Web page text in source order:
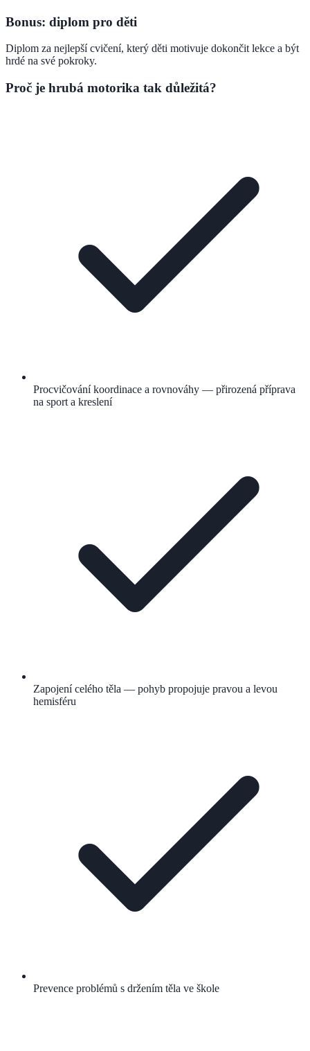
Bonus: diplom pro děti
Diplom za nejlepší cvičení, který děti motivuje dokončit lekce a být
hrdé na své pokroky.
Proč je hrubá motorika tak důležitá?
Procvičování koordinace a rovnováhy — přirozená příprava
na sport a kreslení
Zapojení celého těla — pohyb propojuje pravou a levou
hemisféru
Prevence problémů s držením těla ve škole